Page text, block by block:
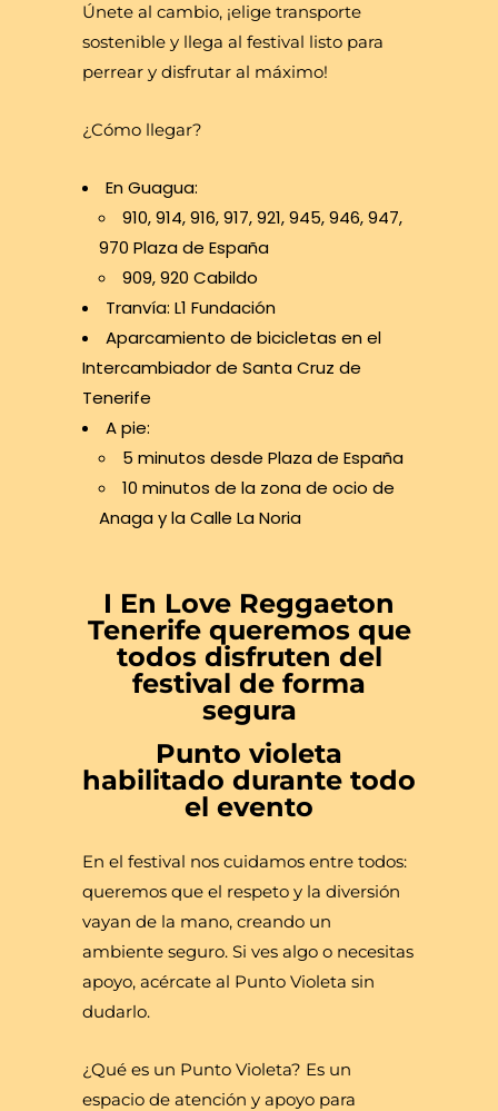
Únete al cambio, ¡elige transporte
sostenible y llega al festival listo para
perrear y disfrutar al máximo!
¿Cómo llegar?
En Guagua:
910, 914, 916, 917, 921, 945, 946, 947,
970 Plaza de España
909, 920 Cabildo
Tranvía: L1 Fundación
Aparcamiento de bicicletas en el
Intercambiador de Santa Cruz de
Tenerife
A pie:
5 minutos desde Plaza de España
10 minutos de la zona de ocio de
Anaga y la Calle La Noria
I En Love Reggaeton
Tenerife queremos que
todos disfruten del
festival de forma
segura
Punto violeta
habilitado durante todo
el evento
En el festival nos cuidamos entre todos:
queremos que el respeto y la diversión
vayan de la mano, creando un
ambiente seguro. Si ves algo o necesitas
apoyo, acércate al Punto Violeta sin
dudarlo.
¿Qué es un Punto Violeta? Es un
espacio de atención y apoyo para